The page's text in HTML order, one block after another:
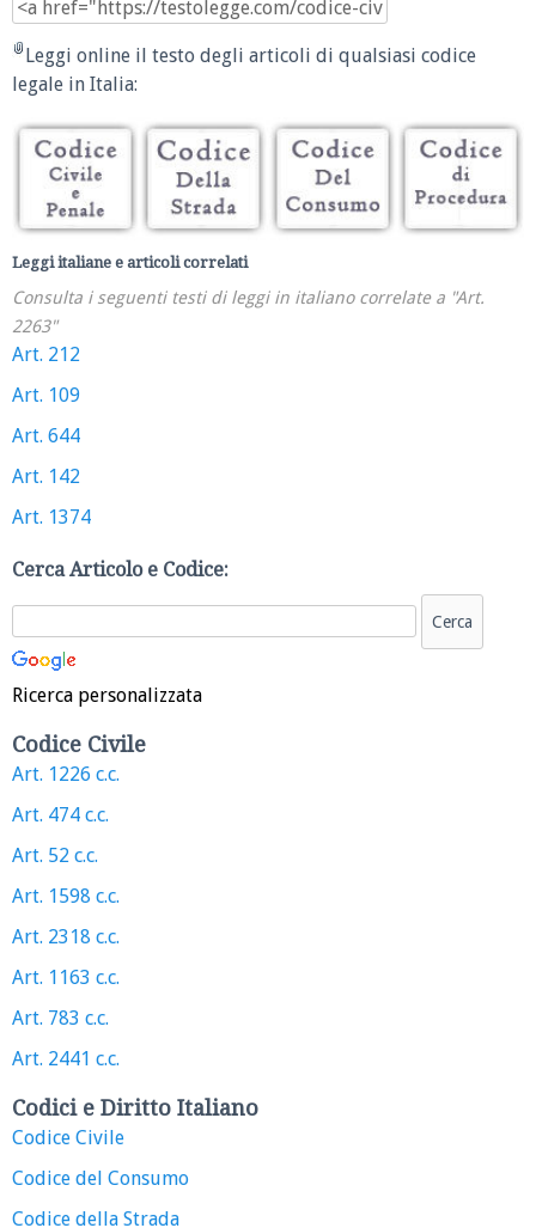
Leggi online il testo degli articoli di qualsiasi codice
legale in Italia:
Leggi italiane e articoli correlati
Consulta i seguenti testi di leggi in italiano correlate a "Art.
2263"
Art. 212
Art. 109
Art. 644
Art. 142
Art. 1374
Cerca Articolo e Codice:
Ricerca personalizzata
Codice Civile
Art. 1226 c.c.
Art. 474 c.c.
Art. 52 c.c.
Art. 1598 c.c.
Art. 2318 c.c.
Art. 1163 c.c.
Art. 783 c.c.
Art. 2441 c.c.
Codici e Diritto Italiano
Codice Civile
Codice del Consumo
Codice della Strada